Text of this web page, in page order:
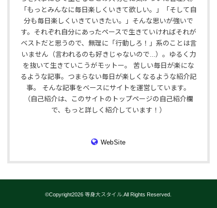
「もっとみんなに毎日楽しくいきて欲しい。」「そして自
分も毎日楽しくいきていきたい。」そんな思いが強いで
す。それぞれ自分にあったペースで生きていければそれが
ベストだと思うので、無理に「行動しろ！」系のことは言
いません（言われるのも好きじゃないので...）。ゆるく力
を抜いて生きていこうがモットー。 苦しい毎日が楽にな
るような記事。つまらない毎日が楽しくなるような紹介記
事。 そんな記事をベースにサイトを運営しています。
（自己紹介は、このサイトのトップページの自己紹介欄
で、もっと詳しく紹介しています！）
WebSite
©Copyright2026等身大スタイル .All Rights Reserved.